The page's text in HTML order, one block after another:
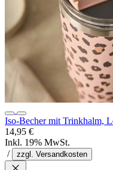
Iso-Becher mit Trinkhalm,
14,95 €
Inkl. 19% MwSt.
/
zzgl. Versandkosten